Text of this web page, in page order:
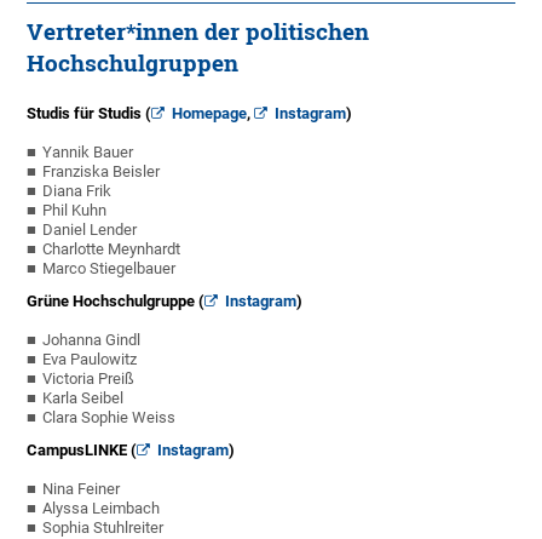
Vertreter*innen der politischen
Hochschulgruppen
Studis für Studis ( Homepage, Instagram)
Yannik Bauer
Franziska Beisler
Diana Frik
Phil Kuhn
Daniel Lender
Charlotte Meynhardt
Marco Stiegelbauer
Grüne Hochschulgruppe (
Instagram)
Johanna Gindl
Eva Paulowitz
Victoria Preiß
Karla Seibel
Clara Sophie Weiss
CampusLINKE (
Instagram)
Nina Feiner
Alyssa Leimbach
Sophia Stuhlreiter